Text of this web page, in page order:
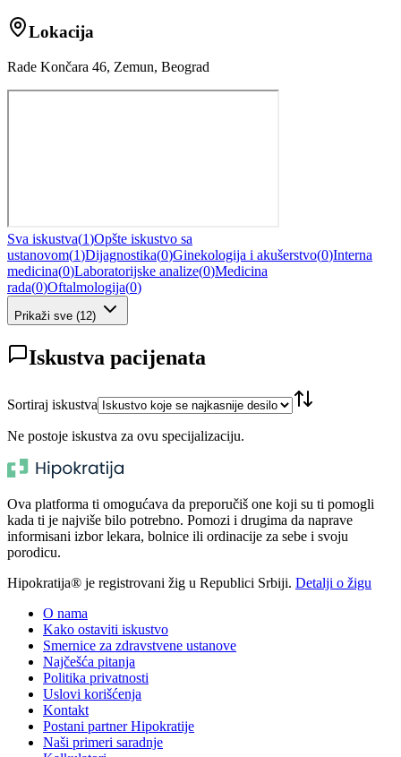
Lokacija
Rade Končara 46, Zemun, Beograd
Sva iskustva(1)Opšte iskustvo sa
ustanovom(1)Dijagnostika(0)Ginekologija i akušerstvo(0)Interna
medicina(0)Laboratorijske analize(0)Medicina
rada(0)Oftalmologija(0)
Prikaži sve (12)
Iskustva pacijenata
Sortiraj iskustva
Ne postoje iskustva za ovu specijalizaciju.
Ova platforma ti omogućava da preporučiš one koji su ti pomogli
kada ti je najviše bilo potrebno. Pomozi i drugima da naprave
informisani izbor lekara, bolnice ili ordinacije za sebe i svoju
porodicu.
Hipokratija® je registrovani žig u Republici Srbiji. Detalji o žigu
O nama
Kako ostaviti iskustvo
Smernice za zdravstvene ustanove
Najčešća pitanja
Politika privatnosti
Uslovi korišćenja
Kontakt
Postani partner Hipokratije
Naši primeri saradnje